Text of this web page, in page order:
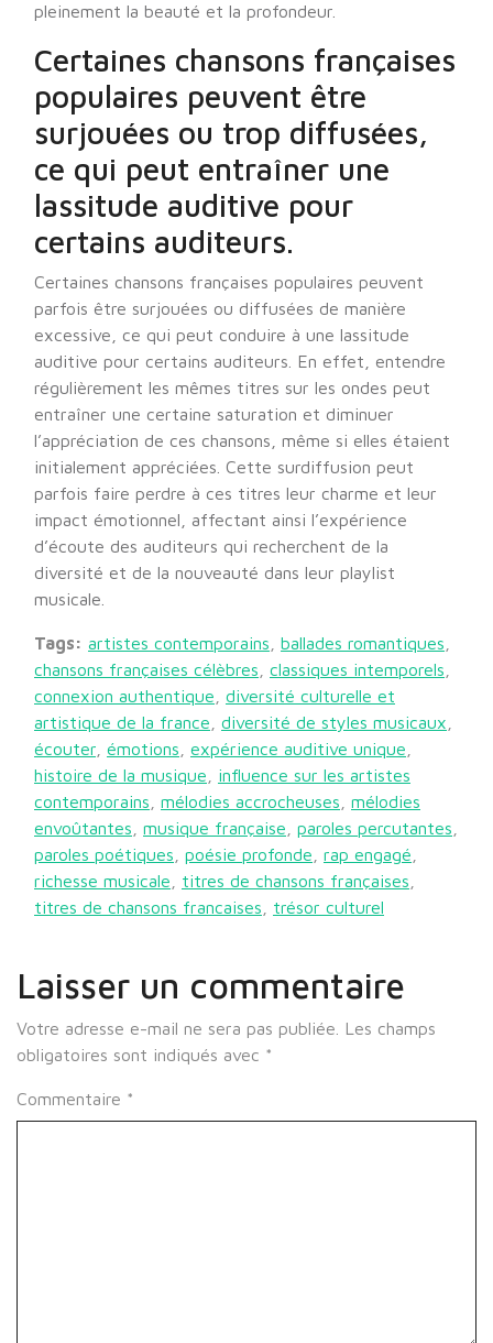
pleinement la beauté et la profondeur.
Certaines chansons françaises
populaires peuvent être
surjouées ou trop diffusées,
ce qui peut entraîner une
lassitude auditive pour
certains auditeurs.
Certaines chansons françaises populaires peuvent
parfois être surjouées ou diffusées de manière
excessive, ce qui peut conduire à une lassitude
auditive pour certains auditeurs. En effet, entendre
régulièrement les mêmes titres sur les ondes peut
entraîner une certaine saturation et diminuer
l’appréciation de ces chansons, même si elles étaient
initialement appréciées. Cette surdiffusion peut
parfois faire perdre à ces titres leur charme et leur
impact émotionnel, affectant ainsi l’expérience
d’écoute des auditeurs qui recherchent de la
diversité et de la nouveauté dans leur playlist
musicale.
Tags: artistes contemporains ballades romantiques
chansons françaises célèbres
classiques intemporels
connexion authentique
diversité culturelle et
artistique de la france
diversité de styles musicaux
écouter émotions expérience auditive unique
histoire de la musique
influence sur les artistes
contemporains
mélodies accrocheuses
mélodies
envoûtantes
musique française paroles percutantes
paroles poétiques
poésie profonde rap engagé
richesse musicale
titres de chansons françaises
titres de chansons francaises
trésor culturel
Laisser un commentaire
Votre adresse e-mail ne sera pas publiée.
Les champs
obligatoires sont indiqués avec *
Commentaire *